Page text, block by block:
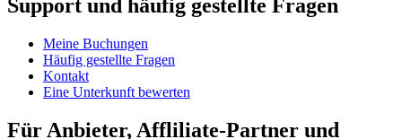
Support und häufig gestellte Fragen
Meine Buchungen
Häufig gestellte Fragen
Kontakt
Eine Unterkunft bewerten
Für Anbieter, Affliliate-Partner und